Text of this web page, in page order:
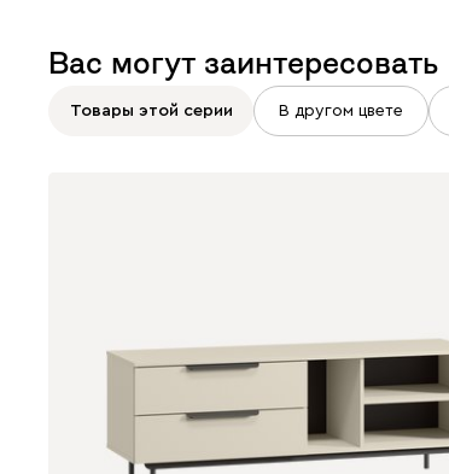
Вас могут заинтересовать
Товары этой серии В другом цвете